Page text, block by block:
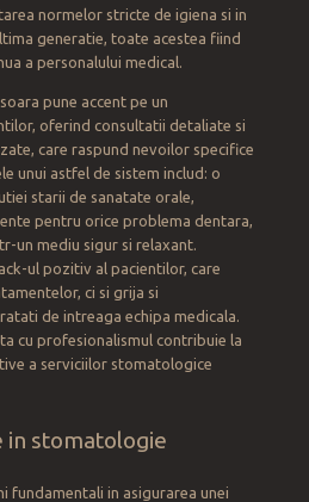
normelor stricte de igiena si in
generatie, toate acestea fiind
a personalului medical.
pune accent pe un
oferind consultatii detaliate si
care raspund nevoilor specifice
unui astfel de sistem includ: o
starii de sanatate orale,
pentru orice problema dentara,
un mediu sigur si relaxant.
ul pozitiv al pacientilor, care
ci si grija si
de intreaga echipa medicala.
cu profesionalismul contribuie la
a serviciilor stomatologice
in stomatologie
fundamentali in asigurarea unei